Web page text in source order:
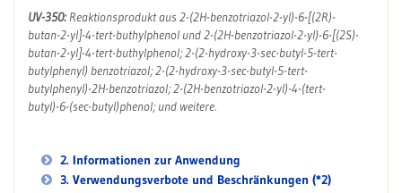
UV-350: Reaktionsprodukt aus 2-(2H-benzotriazol-2-yl)-6-[(2R)-
butan-2-yl]-4-tert-buthylphenol und 2-(2H-benzotriazol-2-yl)-6-[(2S)-
butan-2-yl]-4-tert-buthylphenol; 2-(2-hydroxy-3-sec-butyl-5-tert-
butylphenyl) benzotriazol; 2-(2-hydroxy-3-sec-butyl-5-tert-
butylphenyl)-2H-benzotriazol; 2-(2H-benzotriazol-2-yl)-4-(tert-
butyl)-6-(sec-butyl)phenol; und weitere.
2. Informationen zur Anwendung
3. Verwendungsverbote und Beschränkungen (*2)